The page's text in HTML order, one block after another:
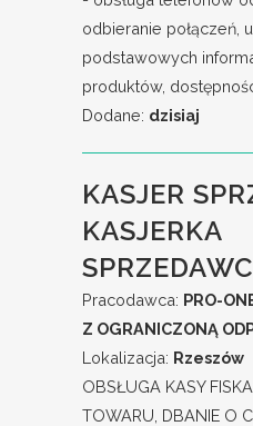
odbieranie połączeń,
podstawowych
produktów,
Dodane: dzisiaj
KASJER
KASJERKA
Pracodawca: PRO-
Z OGRANICZONĄ
Lokalizacja: Rzeszów
OBSŁUGA KASY
TOWARU, DBANIE O